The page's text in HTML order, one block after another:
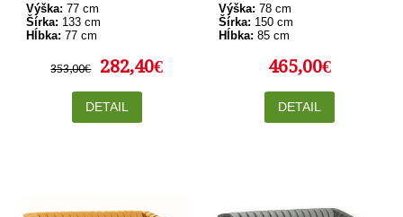
Výška: 77 cm
Šírka: 133 cm
Hĺbka: 77 cm
353,00€ 282,40€
DETAIL
Výška: 78 cm
Šírka: 150 cm
Hĺbka: 85 cm
465,00€
DETAIL